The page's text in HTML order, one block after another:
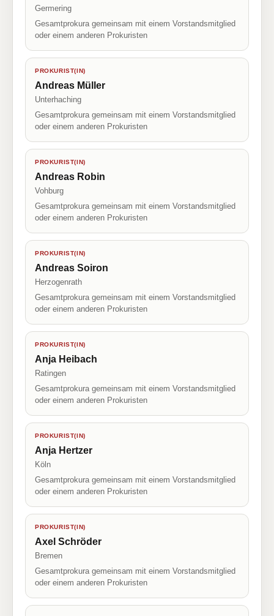
Germering
Gesamtprokura gemeinsam mit einem Vorstandsmitglied
oder einem anderen Prokuristen
PROKURIST(IN)
Andreas Müller
Unterhaching
Gesamtprokura gemeinsam mit einem Vorstandsmitglied
oder einem anderen Prokuristen
PROKURIST(IN)
Andreas Robin
Vohburg
Gesamtprokura gemeinsam mit einem Vorstandsmitglied
oder einem anderen Prokuristen
PROKURIST(IN)
Andreas Soiron
Herzogenrath
Gesamtprokura gemeinsam mit einem Vorstandsmitglied
oder einem anderen Prokuristen
PROKURIST(IN)
Anja Heibach
Ratingen
Gesamtprokura gemeinsam mit einem Vorstandsmitglied
oder einem anderen Prokuristen
PROKURIST(IN)
Anja Hertzer
Köln
Gesamtprokura gemeinsam mit einem Vorstandsmitglied
oder einem anderen Prokuristen
PROKURIST(IN)
Axel Schröder
Bremen
Gesamtprokura gemeinsam mit einem Vorstandsmitglied
oder einem anderen Prokuristen